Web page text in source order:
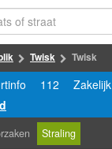
Twisk Twisk
112 Zakelijk
Straling